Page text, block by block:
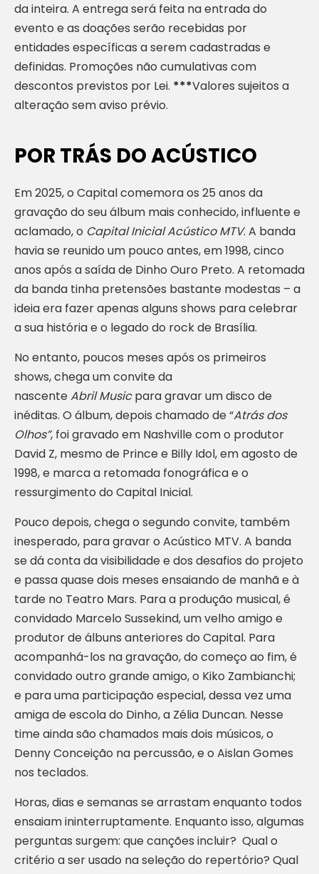
da inteira. A entrega será feita na entrada do
evento e as doações serão recebidas por
entidades específicas a serem cadastradas e
definidas. Promoções não cumulativas com
descontos previstos por Lei. ***Valores sujeitos a
alteração sem aviso prévio.
POR TRÁS DO ACÚSTICO
Em 2025, o Capital comemora os 25 anos da
gravação do seu álbum mais conhecido, influente e
aclamado, o Capital Inicial Acústico MTV. A banda
havia se reunido um pouco antes, em 1998, cinco
anos após a saída de Dinho Ouro Preto. A retomada
da banda tinha pretensões bastante modestas – a
ideia era fazer apenas alguns shows para celebrar
a sua história e o legado do rock de Brasília.
No entanto, poucos meses após os primeiros
shows, chega um convite da
nascenteAbril Musicpara gravar um disco de
inéditas. O álbum, depois chamado de “Atrás dos
Olhos”, foi gravado em Nashville com o produtor
David Z, mesmo de Prince e Billy Idol, em agosto de
1998, e marca a retomada fonográfica e o
ressurgimento do Capital Inicial.
Pouco depois, chega o segundo convite, também
inesperado, para gravar o Acústico MTV. A banda
se dá conta da visibilidade e dos desafios do projeto
e passa quase dois meses ensaiando de manhã e à
tarde no Teatro Mars. Para a produção musical, é
convidado Marcelo Sussekind, um velho amigo e
produtor de álbuns anteriores do Capital. Para
acompanhá-los na gravação, do começo ao fim, é
convidado outro grande amigo, o Kiko Zambianchi;
e para uma participação especial, dessa vez uma
amiga de escola do Dinho, a Zélia Duncan. Nesse
time ainda são chamados mais dois músicos, o
Denny Conceição na percussão, e o Aislan Gomes
nos teclados.
Horas, dias e semanas se arrastam enquanto todos
ensaiam ininterruptamente. Enquanto isso, algumas
perguntas surgem: que canções incluir? Qual o
critério a ser usado na seleção do repertório? Qual